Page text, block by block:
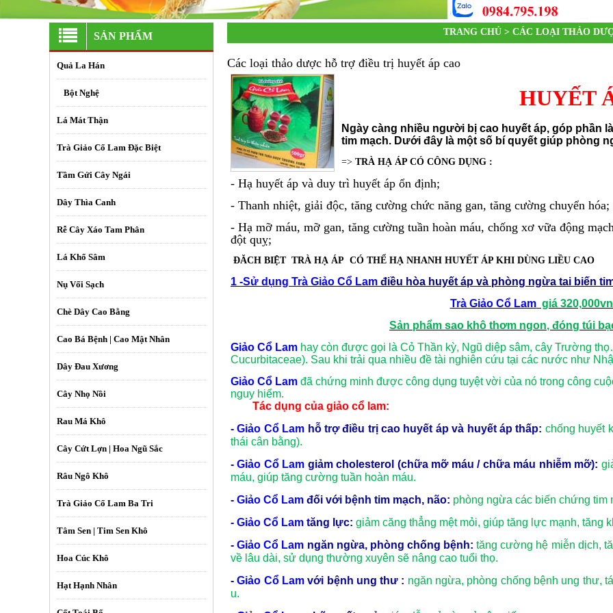
SẢN PHẨM
Quả La Hán
Bột Nghệ
Lá Mát Thận
Trà Giảo Cổ Lam Đặc Biệt
Tầm Gửi Cây Ngái
Dây Thìa Canh
Rễ Cây Xáo Tam Phân
Lá Khổ Sâm
Nụ Vối Sạch
Chè Dây Cao Bằng
Cao Bá Bệnh | Cao Mật Nhân
Dây Đau Xương
Cây Nhọ Nồi
Rau Má Khô
Cây Cứt Lợn | Hoa Ngũ Sắc
Râu Ngô Khô
Trà Giảo Cổ Lam Ba Tri
Tâm Sen | Tim Sen Khô
Hoa Cúc Khô
Hạt Hạnh Nhân
TRANG CHỦ > CÁC LOẠI THẢO
Các loại thảo dược hỗ trợ điều trị huyết áp cao
HUYẾT
Ngày càng nhiều người bị cao huyết áp, góp phần
tim mạch. Dưới đây là một số bí quyết giúp phòng
=> TRÀ HẠ ÁP CÓ CÔNG DỤNG :
- Hạ huyết áp và duy trì huyết áp ổn định;
- Thanh nhiệt, giải độc, tăng cường chức năng gan, tăng cường chuyển hóa;
- Hạ mỡ máu, mỡ gan, tăng cường tuần hoàn máu, chống xơ vữa động
đột quỵ;
ĐĂCH BIỆT TRÀ HẠ ÁP CÓ THỂ HẠ NHANH HUYẾT ÁP KHI DÙNG LIỀU CAO
1 -Sử dụng Trà Giảo Cổ Lam điều hòa huyết áp và phòng ngừa tai biến
Trà Giảo Cổ Lamgiá
Sản phẩm sao khô thơm ngon, đóng túi
Giảo Cổ Lam hay còn được gọi là Cỏ Thần kỳ, Ngũ diệp sâm, cây Trường
Cucurbitaceae). Sau khi trải qua nhiều đề tài nghiên cứu tại các nước như
Giảo Cổ Lam đã chứng minh được công dụng tuyệt vời của nó trong công
nguy hiểm.
Tác dụng của giảo cổ lam:
-Giảo Cổ Lam hỗ trợ điều trị cao huyết áp và huyết áp thấp: chống huyết
thái cân bằng).
-Giảo Cổ Lam giảm cholesterol (chữa mỡ máu / chữa máu nhiễm mỡ):
máu, giúp tăng cường tuần hoàn máu.
- Giảo Cổ Lam đối với bệnh tim mạch, não: phòng ngừa các biến chứng tim
- Giảo Cổ Lam tăng lực: giảm căng thẳng mệt mỏi, giúp tăng lực mạnh, tăng
-Giảo Cổ Lam ngăn ngừa, phòng chống bệnh:tăng cường hệ miễn dịch,
về lâu dài, sử dụng thường xuyên sẽ nâng cao tuổi thọ.
-Giảo Cổ Lamvới bệnh ung thư : ngăn ngừa, phòng chống bệnh ung thư,
u.